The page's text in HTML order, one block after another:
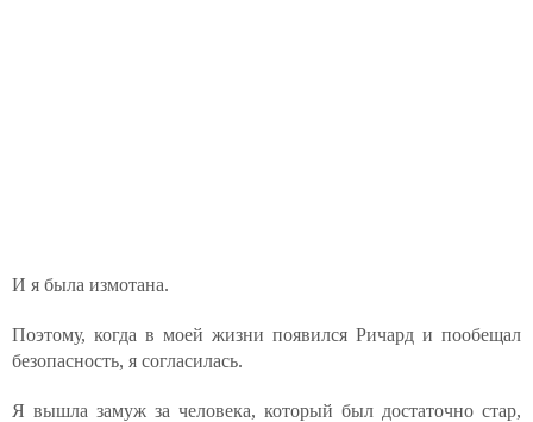
И я была измотана.
Поэтому, когда в моей жизни появился Ричард и пообещал
безопасность, я согласилась.
Я вышла замуж за человека, который был достаточно стар,